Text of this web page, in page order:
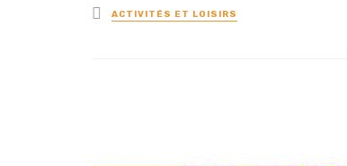
Posted
in
ACTIVITÉS ET LOISIRS